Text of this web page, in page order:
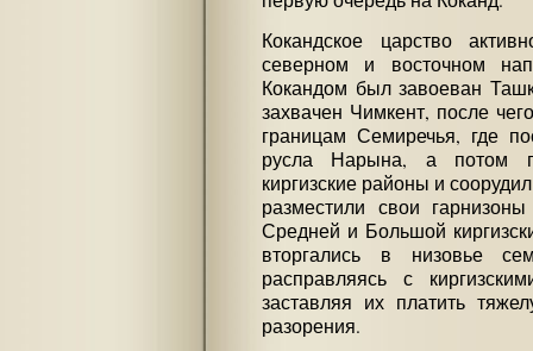
Кокандское царство
северном и восточном
Кокандом был завоеван
захвачен Чимкент, после
границам Семиречья, где
русла Нарына, а потом
киргизские районы и
разместили свои
Средней и Большой
вторгались в низовье
расправляясь с
заставляя их платить
разорения.